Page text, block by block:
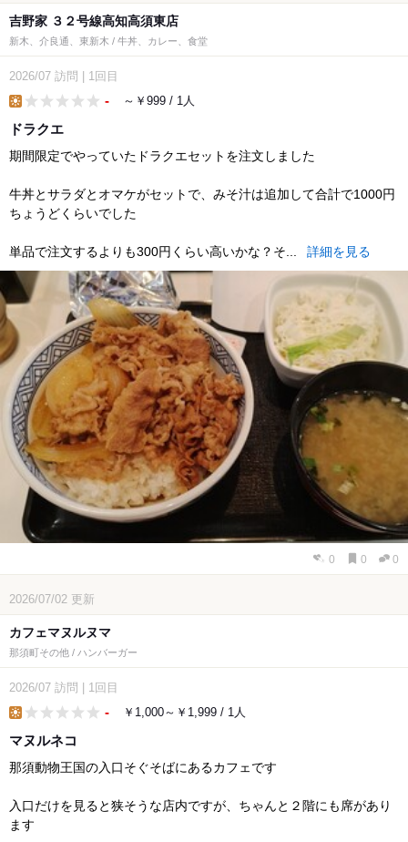
吉野家 ３２号線高知高須東店
新木、介良通、東新木 / 牛丼、カレー、食堂
2026/07 訪問 1回目
- ～￥999 / 1人
ドラクエ
期間限定でやっていたドラクエセットを注文しました
牛丼とサラダとオマケがセットで、みそ汁は追加して合計で1000円
ちょうどくらいでした
単品で注文するよりも300円くらい高いかな？そ... 詳細を見る
0 0 0
2026/07/02 更新
カフェマヌルヌマ
那須町その他 / ハンバーガー
2026/07 訪問 1回目
- ￥1,000～￥1,999 / 1人
マヌルネコ
那須動物王国の入口そぐそばにあるカフェです
入口だけを見ると狭そうな店内ですが、ちゃんと２階にも席があり
ます